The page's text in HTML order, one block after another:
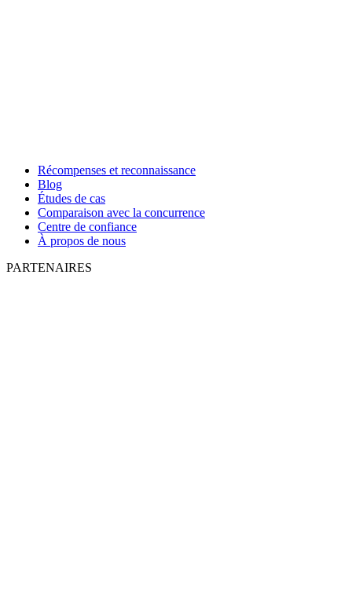
Récompenses et reconnaissance
Blog
Études de cas
Comparaison avec la concurrence
Centre de confiance
À propos de nous
PARTENAIRES